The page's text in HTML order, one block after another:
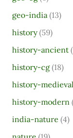
geo-india (13)
history(59)
history-ancient
history-cg(18)
history-medieval
history-modern
india-nature (4)